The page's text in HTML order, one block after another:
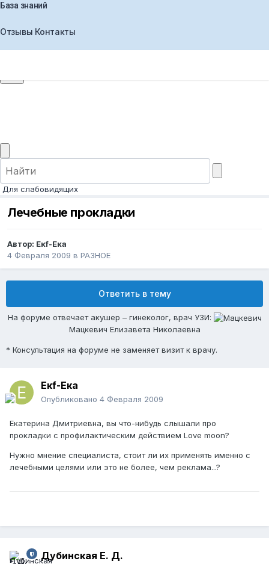
База знаний
Отзывы Контакты
Для слабовидящих
Лечебные прокладки
Автор: Екf-Ека
4 Февраля 2009 в РАЗНОЕ
Ответить в тему
На форуме отвечает акушер – гинеколог, врач УЗИ:
Мацкевич Елизавета Николаевна
* Консультация на форуме не заменяет визит к врачу.
Екf-Ека
Опубликовано 4 Февраля 2009
Екатерина Дмитриевна, вы что-нибудь слышали про
прокладки с профилактическим действием Love moon?
Нужно мнение специалиста, стоит ли их применять именно с
лечебными целями или это не более, чем реклама...?
Дубинская Е. Д.